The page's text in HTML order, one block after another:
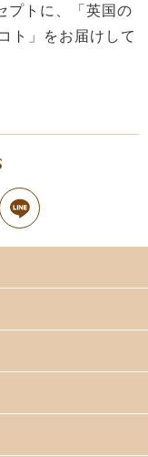
トに、「英国の
ト」をお届けして